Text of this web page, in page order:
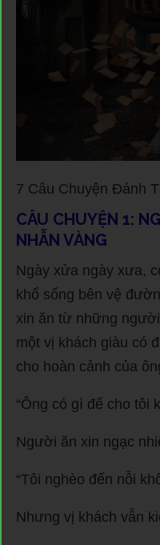
7 Câu Chuyện Đánh
CÂU CHUYỆN 1:
NHẪN VÀNG
Ngày xửa ngày xưa,
khổ sống bên vệ
xin ăn từ những
một vị khách giàu có
cho hoàn cảnh của
“Ông có gì để cho tôi
Người ăn xin ngạc
“Tôi nghèo đến nỗi
Nhưng vị khách vẫn